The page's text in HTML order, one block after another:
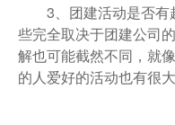
3、团建活动是否有
些完全取决于团建公司
解也可能截然不同，就
的人爱好的活动也有很大